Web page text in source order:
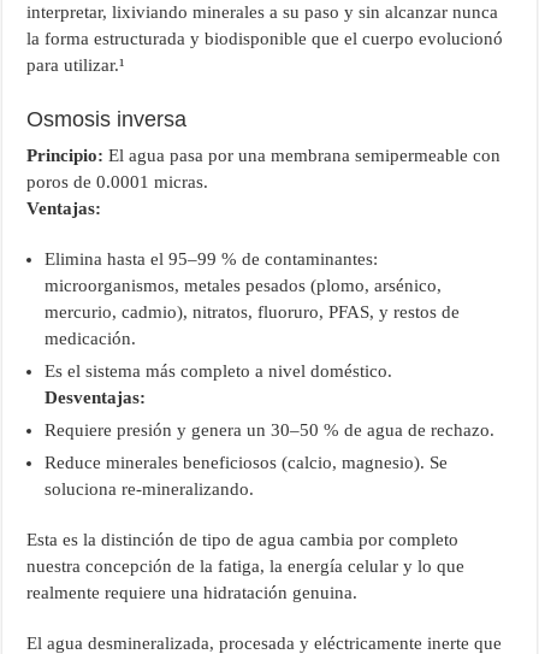
interpretar, lixiviando minerales a su paso y sin alcanzar nunca
la forma estructurada y biodisponible que el cuerpo evolucionó
para utilizar.¹
Osmosis inversa
Principio: El agua pasa por una membrana semipermeable con
poros de 0.0001 micras.
Ventajas:
Elimina hasta el 95–99 % de contaminantes:
microorganismos, metales pesados (plomo, arsénico,
mercurio, cadmio), nitratos, fluoruro, PFAS, y restos de
medicación.
Es el sistema más completo a nivel doméstico.
Desventajas:
Requiere presión y genera un 30–50 % de agua de rechazo.
Reduce minerales beneficiosos (calcio, magnesio). Se
soluciona re-mineralizando.
Esta es la distinción de tipo de agua cambia por completo
nuestra concepción de la fatiga, la energía celular y lo que
realmente requiere una hidratación genuina.
El agua desmineralizada, procesada y eléctricamente inerte que